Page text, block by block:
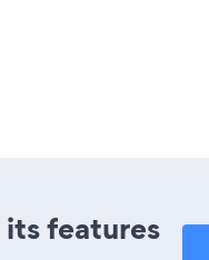
its features